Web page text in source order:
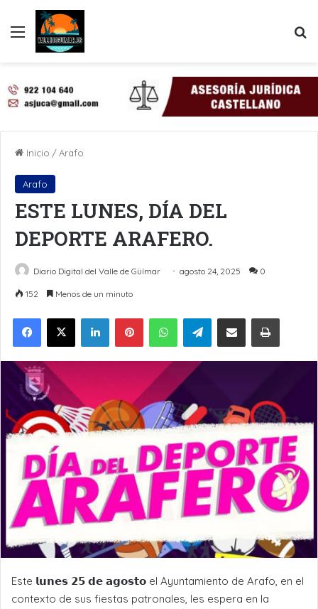
Menú
Inicio /Arafo
Arafo
ESTE LUNES, DÍA DEL
DEPORTE ARAFERO.
Diario Digital del Valle de Güímar agosto 24, 2025 0
152 Menos de un minuto
LinkedInPinterestWhatsAppTelegramCompartir por Email Imprimir
Este 𝗹𝘂𝗻𝗲𝘀 𝟮𝟱 𝗱𝗲 𝗮𝗴𝗼𝘀𝘁𝗼 el Ayuntamiento de Arafo, en el
contexto de sus fiestas patronales, les espera en la